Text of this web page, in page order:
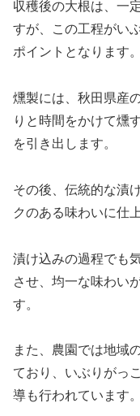
収穫後の大根は、一
すが、この工程がい
ポイントとなります。
燻製には、秋田県産
りと時間をかけて燻
を引き出します。
その後、伝統的な漬
クのある味わいに仕
漬け込みの過程でも
させ、均一な味わい
す。
また、農園では地域
ており、いぶりがっ
導も行われています。